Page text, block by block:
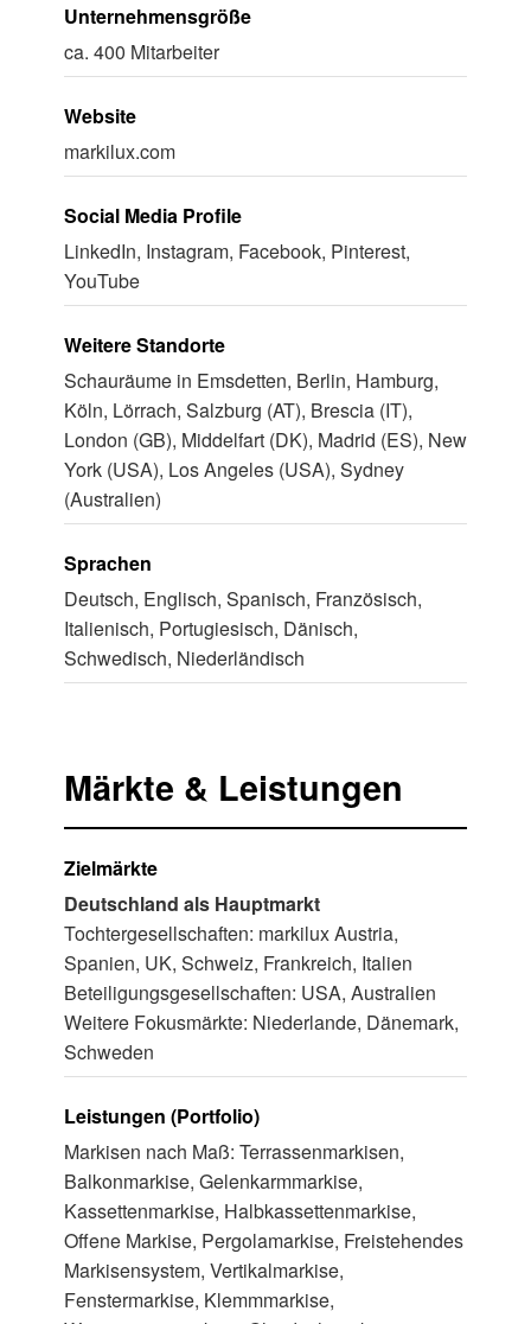
Unternehmensgröße
ca. 400 Mitarbeiter
Website
markilux.com
Social Media Profile
LinkedIn, Instagram, Facebook, Pinterest,
YouTube
Weitere Standorte
Schauräume in Emsdetten, Berlin, Hamburg,
Köln, Lörrach, Salzburg (AT), Brescia (IT),
London (GB), Middelfart (DK), Madrid (ES), New
York (USA), Los Angeles (USA), Sydney
(Australien)
Sprachen
Deutsch, Englisch, Spanisch, Französisch,
Italienisch, Portugiesisch, Dänisch,
Schwedisch, Niederländisch
Märkte & Leistungen
Zielmärkte
Deutschland als Hauptmarkt
Tochtergesellschaften: markilux Austria,
Spanien, UK, Schweiz, Frankreich, Italien
Beteiligungsgesellschaften: USA, Australien
Weitere Fokusmärkte: Niederlande, Dänemark,
Schweden
Leistungen (Portfolio)
Markisen nach Maß: Terrassenmarkisen,
Balkonmarkise, Gelenkarmmarkise,
Kassettenmarkise, Halbkassettenmarkise,
Offene Markise, Pergolamarkise, Freistehendes
Markisensystem, Vertikalmarkise,
Fenstermarkise, Klemmmarkise,